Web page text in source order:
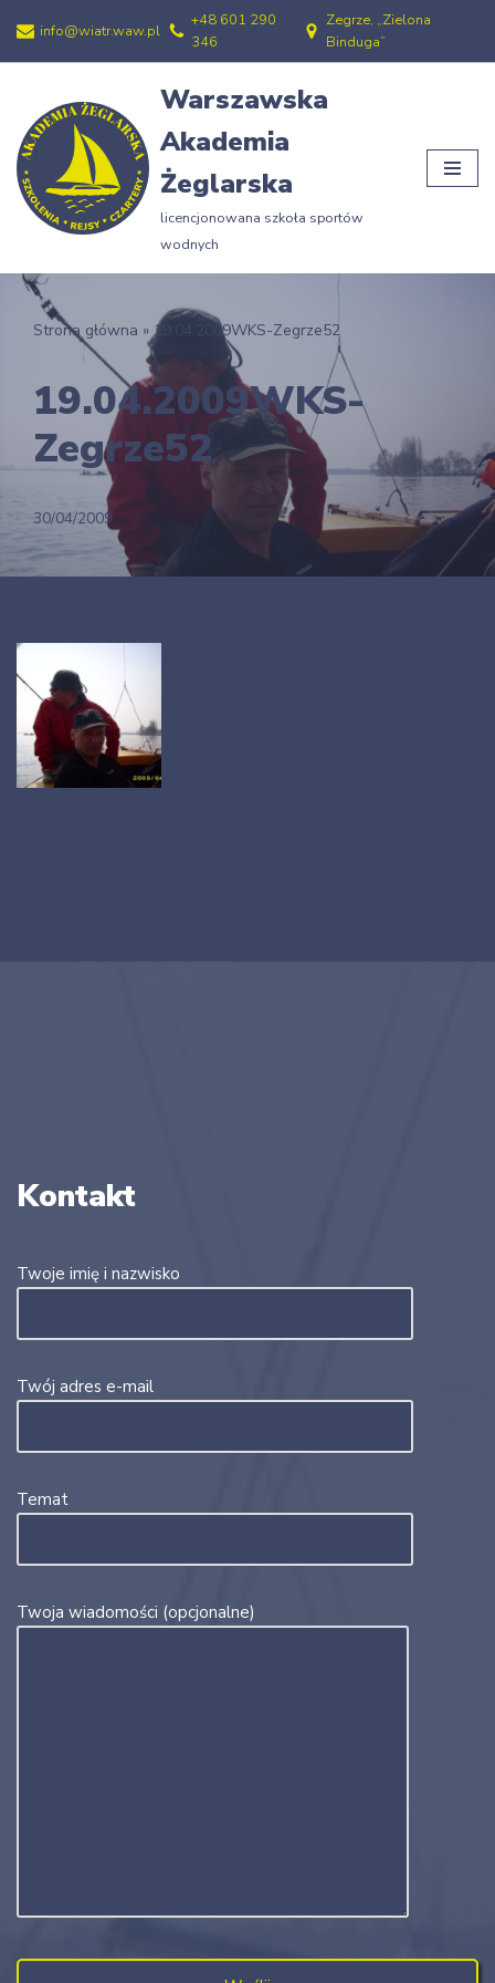
Przejdź
treści
info@wiatr.waw.pl
+48 601 290
346
Zegrze, „Zielona
Binduga”
Warszawska
Akademia
Żeglarska
licencjonowana szkoła sportów
wodnych
Strona główna »19.04.2009WKS-Zegrze52
19.04.2009WKS-
Zegrze52
30/04/2009
Kontakt
Twoje imię i nazwisko
Twój adres e-mail
Temat
Twoja wiadomości (opcjonalne)